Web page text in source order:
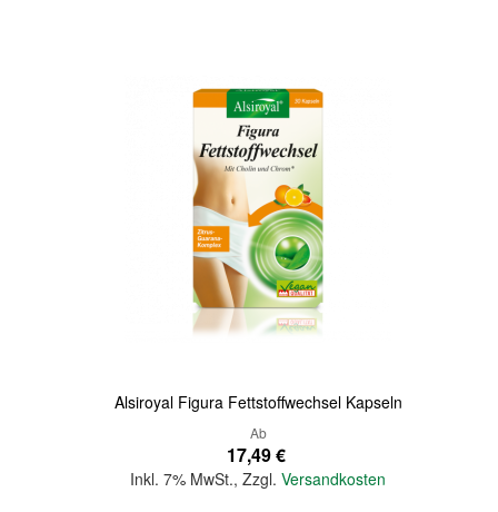
Alsiroyal Figura Fettstoffwechsel Kapseln
Ab
17,49 €
Inkl. 7% MwSt.,Zzgl.Versandkosten